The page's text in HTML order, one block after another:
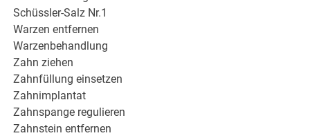
Schüssler-Salz Nr.1
Warzen entfernen
Warzenbehandlung
Zahn ziehen
Zahnfüllung einsetzen
Zahnimplantat
Zahnspange regulieren
Zahnstein entfernen